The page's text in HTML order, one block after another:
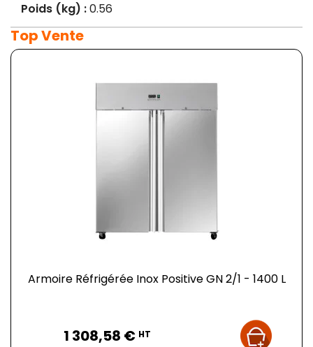
Poids (kg) :0.56
Top Vente
Armoire Réfrigérée Inox Positive GN 2/1 - 1400 L
1 308,58 € HT